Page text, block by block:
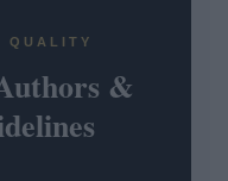
QUALITY
&